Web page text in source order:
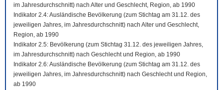
im Jahresdurchschnitt) nach Alter und Geschlecht, Region, ab 1990
Indikator 2.4: Ausländische Bevölkerung (zum Stichtag am 31.12. des
jeweiligen Jahres, im Jahresdurchschnitt) nach Alter und Geschlecht,
Region, ab 1990
Indikator 2.5: Bevölkerung (zum Stichtag 31.12. des jeweiligen Jahres,
im Jahresdurchschnitt) nach Geschlecht und Region, ab 1990
Indikator 2.6: Ausländische Bevölkerung (zum Stichtag am 31.12. des
jeweiligen Jahres, im Jahresdurchschnitt) nach Geschlecht und Region,
ab 1990